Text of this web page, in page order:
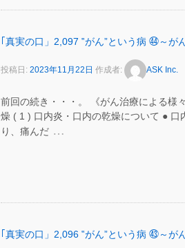
｢真実の口」2,097 ‟がん”という病 ㊹～
投稿日: 2023年11月22日 作成者: ASK Inc.
前回の続き・・・。 《がん治療による様
燥 ( 1 ) 口内炎・口内の乾燥について ● 口
り、痛んだ …
｢真実の口」2,096 ‟がん”という病 ㊸～